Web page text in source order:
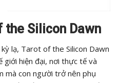
the Silicon Dawn
lạ, Tarot of the Silicon Dawn
giới hiện đại, nơi thực tế và
mà con người trở nên phụ